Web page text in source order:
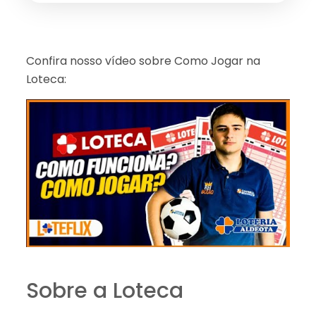
Confira nosso vídeo sobre Como Jogar na
Loteca:
Sobre a Loteca